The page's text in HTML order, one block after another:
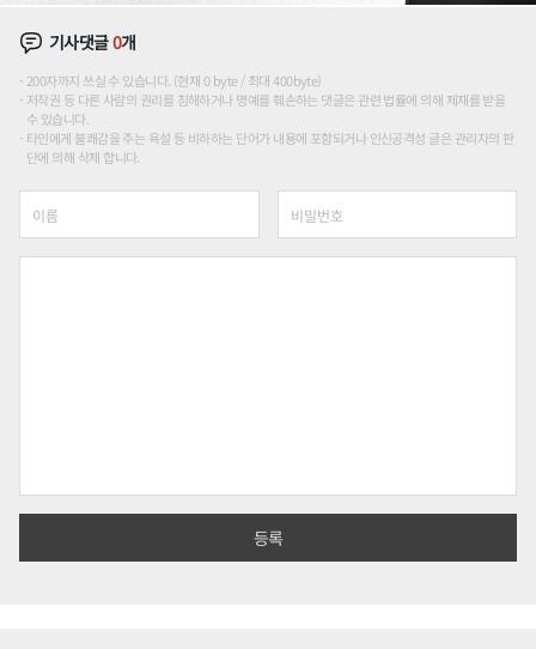
기사댓글0개
200자까지 쓰실 수 있습니다. (현재 0 byte / 최대 400byte)
저작권 등 다른 사람의 권리를 침해하거나 명예를 훼손하는 댓글은 관련 법률에 의해 제재를 받을
수 있습니다.
타인에게 불쾌감을 주는 욕설 등 비하하는 단어가 내용에 포함되거나 인신공격성 글은 관리자의 판
단에 의해 삭제 합니다.